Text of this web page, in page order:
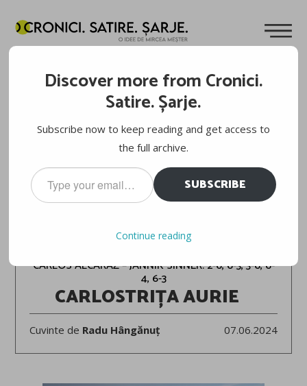
ROLAND-GARROS 2024
CARLOS ALCARAZ – JANNIK SINNER: 2-6, 6-3, 3-6, 6-
4, 6-3
CARLOSTRIȚA AURIE
Cuvinte de Radu Hângănuț 07.06.2024
Discover more from Cronici.
Satire. Șarje.
Subscribe now to keep reading and get access to
the full archive.
Type
your
email…
SUBSCRIBE
Continue reading